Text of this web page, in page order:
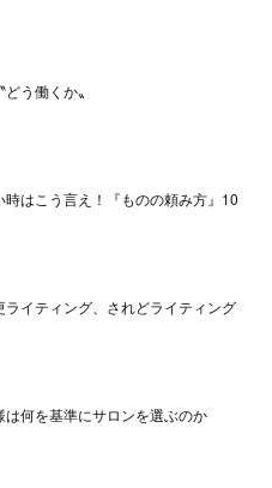
う働くか〟
時はこう言え！『ものの頼み方』10
ライティング、されどライティング
は何を基準にサロンを選ぶのか